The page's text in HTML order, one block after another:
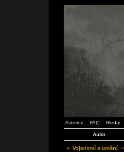
Asterion FAQ Hledat
Autor
< Vojenství a umění ~